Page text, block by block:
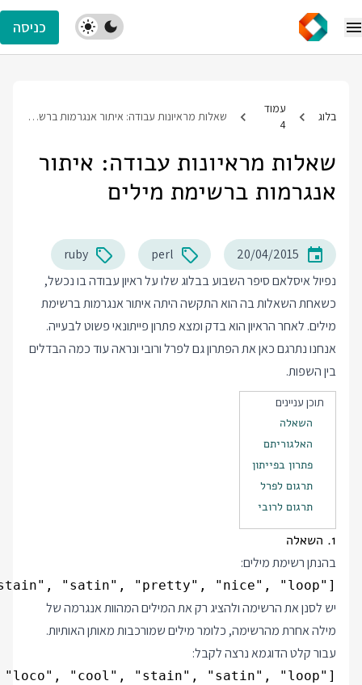
כניסה
בלוג
עמוד
4
שאלות מראיונות עבודה: איתור אנגרמות ברשימת מילים
שאלות מראיונות עבודה: איתור
אנגרמות ברשימת מילים
20/04/2015
perl
ruby
נפיול איסלאם סיפר השבוע בבלוג שלו על ראיון עבודה בו נכשל,
כשאחת השאלות בה הוא התקשה היתה איתור אנגרמות ברשימת
מילים. לאחר הראיון הוא בדק ומצא פתרון פייתונאי פשוט לבעייה.
אנחנו נתרגם כאן את הפתרון גם לפרל ורובי ונראה עוד כמה הבדלים
בין השפות.
תוכן עניינים
השאלה
האלגוריתם
פתרון בפייתון
תרגום לפרל
תרגום לרובי
1. השאלה
בהנתן רשימת מילים:
["pool", "loco", "cool", "stain", "satin", "pretty", "nice", "loop"]
יש לסנן את הרשימה ולהציג רק את המילים המהוות אנגרמה של
מילה אחרת מהרשימה, כלומר מילים שמורכבות מאותן האותיות.
עבור קלט הדוגמא נרצה לקבל:
["pool", "loco", "cool", "stain", "satin", "loop"]